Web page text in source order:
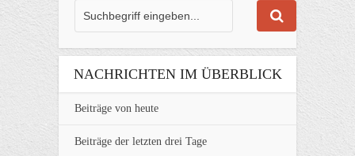
NACHRICHTEN IM ÜBERBLICK
Beiträge von heute
Beiträge der letzten drei Tage